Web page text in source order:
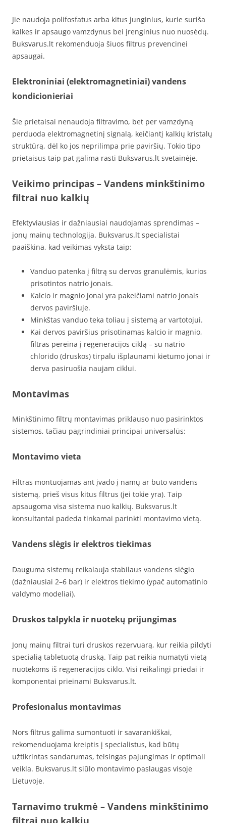
Jie naudoja polifosfatus arba kitus junginius, kurie suriša
kalkes ir apsaugo vamzdynus bei įrenginius nuo nuosėdų.
Buksvarus.lt rekomenduoja šiuos filtrus prevencinei
apsaugai.
Elektroniniai (elektromagnetiniai) vandens
kondicionieriai
Šie prietaisai nenaudoja filtravimo, bet per vamzdyną
perduoda elektromagnetinį signalą, keičiantį kalkių kristalų
struktūrą, dėl ko jos neprilimpa prie paviršių. Tokio tipo
prietaisus taip pat galima rasti Buksvarus.lt svetainėje.
Veikimo principas – Vandens minkštinimo
filtrai nuo kalkių
Efektyviausias ir dažniausiai naudojamas sprendimas –
jonų mainų technologija. Buksvarus.lt specialistai
paaiškina, kad veikimas vyksta taip:
Vanduo patenka į filtrą su dervos granulėmis, kurios
prisotintos natrio jonais.
Kalcio ir magnio jonai yra pakeičiami natrio jonais
dervos paviršiuje.
Minkštas vanduo teka toliau į sistemą ar vartotojui.
Kai dervos paviršius prisotinamas kalcio ir magnio,
filtras pereina į regeneracijos ciklą – su natrio
chlorido (druskos) tirpalu išplaunami kietumo jonai ir
derva pasiruošia naujam ciklui.
Montavimas
Minkštinimo filtrų montavimas priklauso nuo pasirinktos
sistemos, tačiau pagrindiniai principai universalūs:
Montavimo vieta
Filtras montuojamas ant įvado į namų ar buto vandens
sistemą, prieš visus kitus filtrus (jei tokie yra). Taip
apsaugoma visa sistema nuo kalkių. Buksvarus.lt
konsultantai padeda tinkamai parinkti montavimo vietą.
Vandens slėgis ir elektros tiekimas
Dauguma sistemų reikalauja stabilaus vandens slėgio
(dažniausiai 2–6 bar) ir elektros tiekimo (ypač automatinio
valdymo modeliai).
Druskos talpykla ir nuotekų prijungimas
Jonų mainų filtrai turi druskos rezervuarą, kur reikia pildyti
specialią tabletuotą druską. Taip pat reikia numatyti vietą
nuotekoms iš regeneracijos ciklo. Visi reikalingi priedai ir
komponentai prieinami Buksvarus.lt.
Profesionalus montavimas
Nors filtrus galima sumontuoti ir savarankiškai,
rekomenduojama kreiptis į specialistus, kad būtų
užtikrintas sandarumas, teisingas pajungimas ir optimali
veikla. Buksvarus.lt siūlo montavimo paslaugas visoje
Lietuvoje.
Tarnavimo trukmė – Vandens minkštinimo
filtrai nuo kalkių